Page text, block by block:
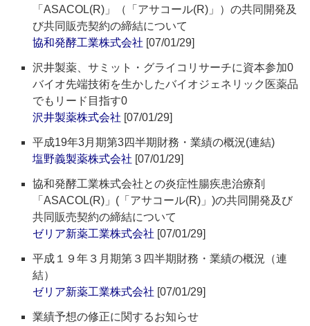
「ASACOL(R)」（「アサコール(R)」）の共同開発及
び共同販売契約の締結について
協和発酵工業株式会社 [07/01/29]
沢井製薬、サミット・グライコリサーチに資本参加0
バイオ先端技術を生かしたバイオジェネリック医薬品
でもリード目指す0
沢井製薬株式会社 [07/01/29]
平成19年3月期第3四半期財務・業績の概況(連結)
塩野義製薬株式会社 [07/01/29]
協和発酵工業株式会社との炎症性腸疾患治療剤
「ASACOL(R)」(「アサコール(R)」)の共同開発及び
共同販売契約の締結について
ゼリア新薬工業株式会社 [07/01/29]
平成１９年３月期第３四半期財務・業績の概況（連
結）
ゼリア新薬工業株式会社 [07/01/29]
業績予想の修正に関するお知らせ